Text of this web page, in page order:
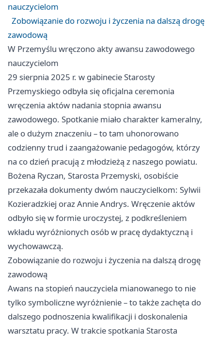
nauczycielom
Zobowiązanie do rozwoju i życzenia na dalszą drogę
zawodową
W Przemyślu wręczono akty awansu zawodowego
nauczycielom
29 sierpnia 2025 r. w gabinecie Starosty
Przemyskiego odbyła się oficjalna ceremonia
wręczenia aktów nadania stopnia awansu
zawodowego. Spotkanie miało charakter kameralny,
ale o dużym znaczeniu – to tam uhonorowano
codzienny trud i zaangażowanie pedagogów, którzy
na co dzień pracują z młodzieżą z naszego powiatu.
Bożena Ryczan, Starosta Przemyski, osobiście
przekazała dokumenty dwóm nauczycielkom: Sylwii
Kozieradzkiej oraz Annie Andrys. Wręczenie aktów
odbyło się w formie uroczystej, z podkreśleniem
wkładu wyróżnionych osób w pracę dydaktyczną i
wychowawczą.
Zobowiązanie do rozwoju i życzenia na dalszą drogę
zawodową
Awans na stopień nauczyciela mianowanego to nie
tylko symboliczne wyróżnienie – to także zachęta do
dalszego podnoszenia kwalifikacji i doskonalenia
warsztatu pracy. W trakcie spotkania Starosta